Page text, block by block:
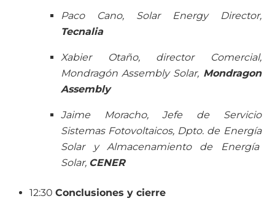
Paco Cano, Solar Energy Director,
Tecnalia
Xabier Otaño, director Comercial,
Mondragón Assembly Solar, Mondragon
Assembly
Jaime Moracho, Jefe de Servicio
Sistemas Fotovoltaicos, Dpto. de Energía
Solar y Almacenamiento de Energía
Solar, CENER
12:30 Conclusiones y cierre